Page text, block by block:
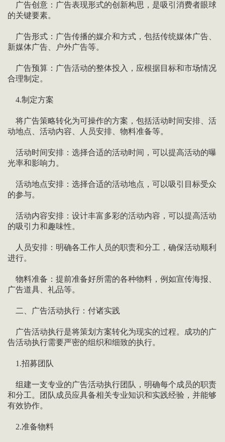
广告创意：广告表现形式的创新构思，是吸引消费者眼球
的关键要素。
广告形式：广告传播的媒介和方式，包括传统媒体广告、
新媒体广告、户外广告等。
广告预算：广告活动的整体投入，应根据目标和市场情况
合理制定。
4.制定方案
将广告策略转化为可操作的方案，包括活动时间安排、活
动地点、活动内容、人员安排、物料准备等。
活动时间安排：选择合适的活动时间，可以提高活动的曝
光率和影响力。
活动地点安排：选择合适的活动地点，可以吸引目标受众
的参与。
活动内容安排：设计丰富多彩的活动内容，可以提高活动
的吸引力和趣味性。
人员安排：明确各工作人员的职责和分工，确保活动顺利
进行。
物料准备：提前准备好所需的各种物料，例如宣传海报、
广告道具、礼品等。
二、广告活动执行：付诸实践
广告活动执行是将策划方案转化为现实的过程。成功的广
告活动执行需要严密的组织和细致的执行。
1.招募团队
组建一支专业的广告活动执行团队，明确每个成员的职责
和分工。团队成员应具备相关专业知识和实践经验，并能够
有效协作。
2.准备物料